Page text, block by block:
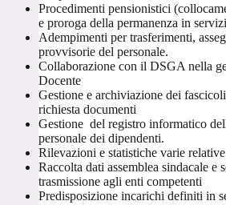
Procedimenti pensionistici
e proroga della permanenza in
Adempimenti per trasferimenti,
provvisorie del personale.
Collaborazione con il DSGA nella
Docente
Gestione e archiviazione dei
richiesta documenti
Gestione del registro informatico
personale dei dipendenti.
Rilevazioni e statistiche varie
Raccolta dati assemblea sindacale e
trasmissione agli enti competenti
Predisposizione incarichi definiti in